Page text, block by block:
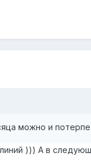
можно и
))) А в